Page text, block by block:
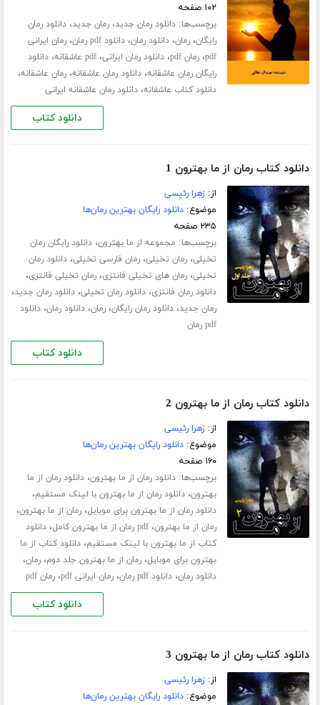
۱۰۲ صفحه
برچسب‌ها:دانلود رمان جدید،رمان جدید،دانلود رمان
رایگان،رمان،دانلود رمان،دانلود pdf رمان ،رمان ایرانی
pdf،رمان pdf ،دانلود رمان ایرانی،pdf عاشقانه ،دانلود
رایگان رمان عاشقانه،دانلود رمان عاشقانه،رمان عاشقانه،
دانلود کتاب عاشقانه،دانلود رمان عاشقانه ایرانی
دانلود کتاب
دانلود کتاب رمان از ما بهترون 1
از:زهرا رئیسی
موضوع:دانلود رایگان بهترین رمان‌ها
۲۳۵ صفحه
برچسب‌ها: مجموعه از ما بهترون،دانلود رایگان رمان
تخیلی،رمان تخیلی،رمان فارسی تخیلی،دانلود رمان
تخیلی،رمان های تخیلی فانتزی،رمان تخیلی فانتزی،
دانلود رمان فانتزی،دانلود رمان تخیلی،دانلود رمان جدید،
رمان جدید،دانلود رمان رایگان،رمان،دانلود رمان،دانلود
pdf رمان
دانلود کتاب
دانلود کتاب رمان از ما بهترون 2
از:زهرا رئیسی
موضوع:دانلود رایگان بهترین رمان‌ها
۱۶۰ صفحه
برچسب‌ها:دانلود رمان از ما بهترون،دانلود رمان از ما
بهترون،دانلود رمان از ما بهترون با لینک مستقیم،
دانلود رمان از ما بهترون برای موبایل،رمان از ما بهترون،
رمان از ما بهترون،pdf رمان از ما بهترون کامل ،دانلود
کتاب از ما بهترون با لینک مستقیم،دانلود کتاب از ما
بهترون برای موبایل،رمان از ما بهترون جلد دوم،رمان،
دانلود رمان،دانلود pdf رمان ،رمان ایرانی pdf ،رمان pdf
دانلود کتاب
دانلود کتاب رمان از ما بهترون 3
از:زهرا رئیسی
موضوع:دانلود رایگان بهترین رمان‌ها